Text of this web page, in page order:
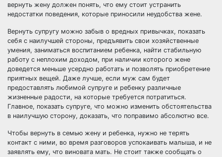
вернуть жену должен понять, что ему стоит устранить
недостатки поведения, которые приносили неудобства жене.
Вернуть супругу можно забыв о вредных привычках, показать
себя с наилучшей стороны, предъявить свои хозяйственные
умения, заниматься воспитанием ребенка, найти стабильную
работу с неплохим доходом, при наличии которого жене
доведется меньше усердно работать и позволять приобретение
приятных вещей. Даже лучше, если муж сам будет
предоставлять любимой супруге и ребенку различные
жизненные радости, на которые требуется потратиться.
Главное, показать супруге, что можно изменить обстоятельства
в наилучшую сторону, доказать, что поправимо абсолютно все.
Чтобы вернуть в семью жену и ребенка, нужно не терять
контакт с ними, во время разговоров успокаивать малыша, и не
заявлять ему, что виновата мать. Не стоит также сообщать о